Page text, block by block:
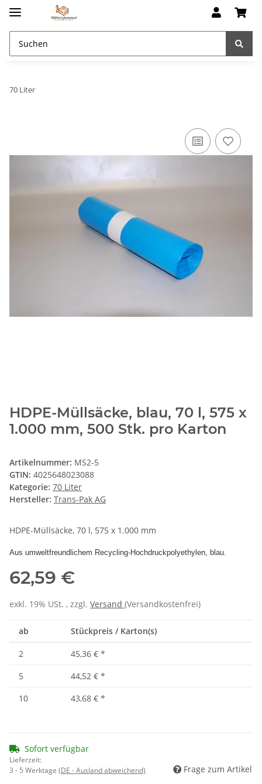
70 Liter
HDPE-Müllsäcke, blau, 70 l, 575 x
1.000 mm, 500 Stk. pro Karton
Artikelnummer: MS2-5
GTIN: 4025648023088
Kategorie: 70 Liter
Hersteller: Trans-Pak AG
HDPE-Müllsäcke, 70 l, 575 x 1.000 mm
Aus umweltfreundlichem Recycling-Hochdruckpolyethylen, blau.
62,59 €
exkl. 19% USt. , zzgl. Versand (Versandkostenfrei)
ab Stückpreis / Karton(s)
2 45,36 € *
5
44,52 € *
10
43,68 € *
Sofort verfügbar
Lieferzeit:
3 - 5 Werktage (DE - Ausland abweichend) Frage zum Artikel